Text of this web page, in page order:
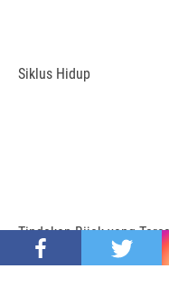
Siklus Hidup
Tindakan Bijak yang
49)